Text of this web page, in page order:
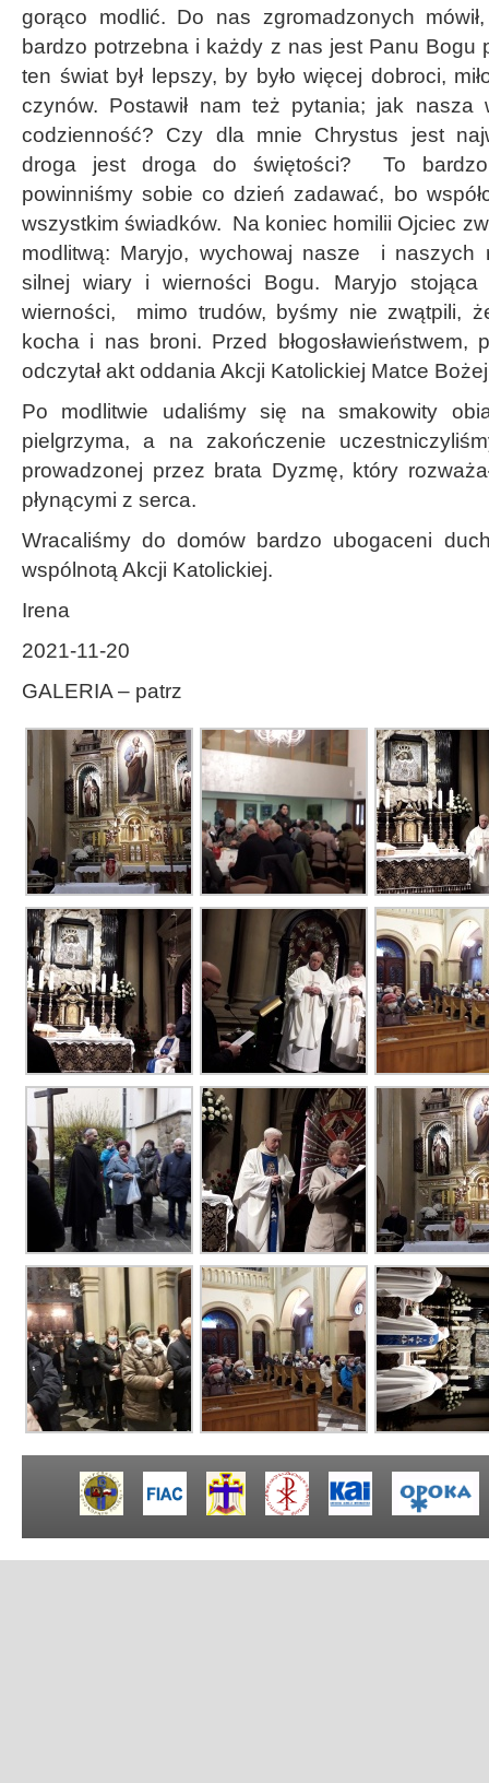
gorąco modlić. Do nas zgromadzonych
bardzo potrzebna i każdy z nas jest Panu Bogu
ten świat był lepszy, by było więcej dobroci,
czynów. Postawił nam też pytania; jak nasza
codzienność? Czy dla mnie Chrystus jest
droga jest droga do świętości? To
powinniśmy sobie co dzień zadawać, bo
wszystkim świadków. Na koniec homilii Ojciec
modlitwą: Maryjo, wychowaj nasze i naszych
silnej wiary i wierności Bogu. Maryjo
wierności, mimo trudów, byśmy nie zwątpili,
kocha i nas broni. Przed błogosławieństwem,
odczytał akt oddania Akcji Katolickiej Matce
Po modlitwie udaliśmy się na smakowity
pielgrzyma, a na zakończenie
prowadzonej przez brata Dyzmę, który
płynącymi z serca.
Wracaliśmy do domów bardzo ubogaceni
wspólnotą Akcji Katolickiej.
Irena
2021-11-20
GALERIA – patrz